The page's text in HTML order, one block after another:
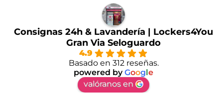
Consignas 24h & Lavandería | Lockers4You
Gran Via Seloguardo
4.9
Basado en 312 reseñas.
powered byGoogle
valóranos en